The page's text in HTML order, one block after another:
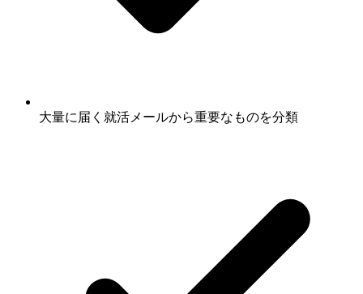
大量に届く就活メールから重要なものを分類